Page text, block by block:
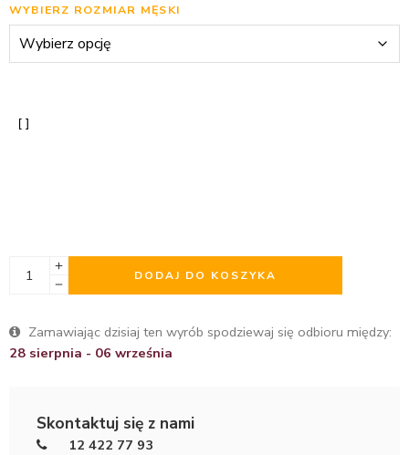
WYBIERZ ROZMIAR MĘSKI
DODAJ DO KOSZYKA
Zamawiając dzisiaj ten wyrób spodziewaj się odbioru między:
28 sierpnia - 06 września
Skontaktuj się z nami
12 422 77 93